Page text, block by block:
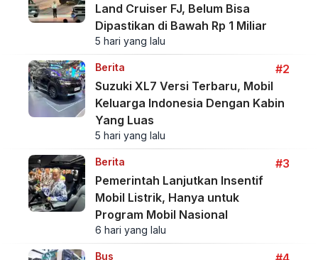
Land Cruiser FJ, Belum Bisa
Dipastikan di Bawah Rp 1 Miliar
5 hari yang lalu
Berita
#2
Suzuki XL7 Versi Terbaru, Mobil
Keluarga Indonesia Dengan Kabin
Yang Luas
5 hari yang lalu
Berita
#3
Pemerintah Lanjutkan Insentif
Mobil Listrik, Hanya untuk
Program Mobil Nasional
6 hari yang lalu
Bus